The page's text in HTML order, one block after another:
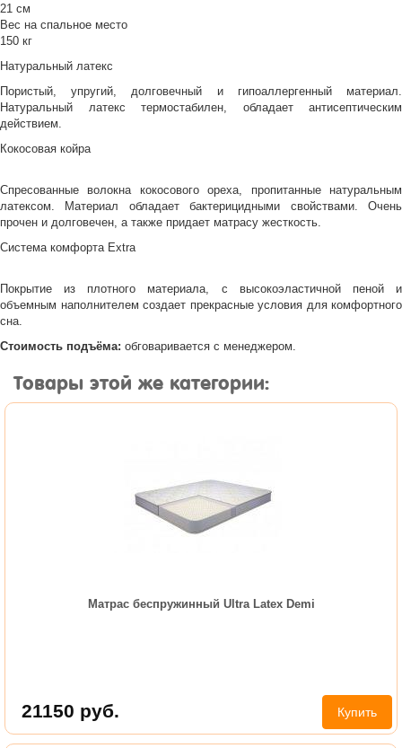
21 см
Вес на спальное место
150 кг
Натуральный латекс
Пористый, упругий, долговечный и гипоаллергенный материал.
Натуральный латекс термостабилен, обладает антисептическим
действием.
Кокосовая койра
Спресованные волокна кокосового ореха, пропитанные натуральным
латексом. Материал обладает бактерицидными свойствами. Очень
прочен и долговечен, а также придает матрасу жесткость.
Система комфорта Extra
Покрытие из плотного материала, с высокоэластичной пеной и
объемным наполнителем создает прекрасные условия для комфортного
сна.
Стоимость подъёма: обговаривается с менеджером.
Товары этой же категории:
Матрас беспружинный Ultra Latex Demi
21150 руб. Купить